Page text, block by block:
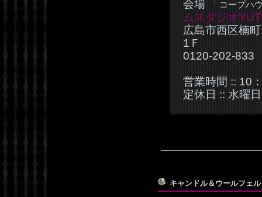
会場 「 コープハ
ムスタジオ
広島市西区楠
1Ｆ
0120-202-833
営業時間 :: 10
定休日 :: 水曜日
キャンドル＆ウールフェ